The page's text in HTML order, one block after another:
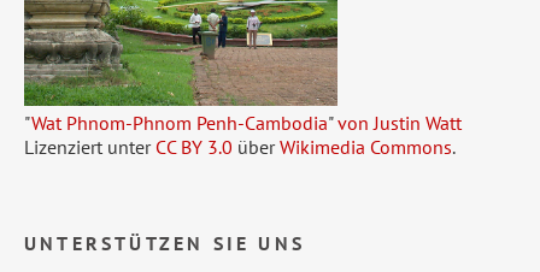
"Wat Phnom-Phnom Penh-Cambodia"von Justin Watt
Lizenziert unter CC BY 3.0 überWikimedia Commons.
UNTERSTÜTZEN SIE UNS